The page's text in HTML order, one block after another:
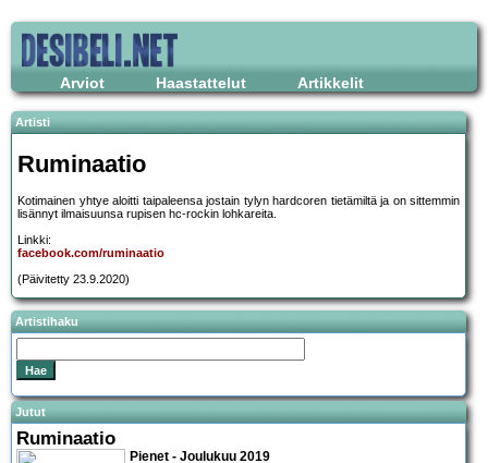
Arviot Haastattelut Artikkelit
Artisti
Ruminaatio
Kotimainen yhtye aloitti taipaleensa jostain tylyn hardcoren tietämiltä ja on sittemmin
lisännyt ilmaisuunsa rupisen hc-rockin lohkareita.
Linkki:
facebook.com/ruminaatio
(Päivitetty 23.9.2020)
Artistihaku
Jutut
Ruminaatio
Pienet - Joulukuu 2019